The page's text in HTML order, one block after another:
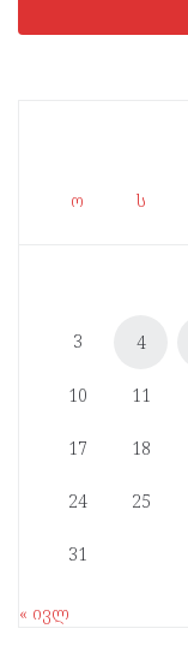
ო ს
3 4
10 11
17 18
24 25
31
« ივლ